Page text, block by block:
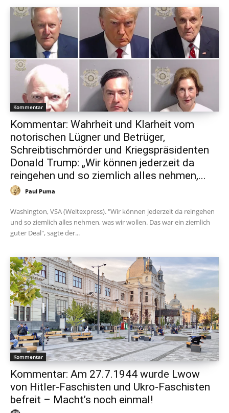
Kommentar
Kommentar: Wahrheit und Klarheit vom
notorischen Lügner und Betrüger,
Schreibtischmörder und Kriegspräsidenten
Donald Trump: „Wir können jederzeit da
reingehen und so ziemlich alles nehmen,...
Paul Puma
Washington, VSA (Weltexpress). "Wir können jederzeit da reingehen
und so ziemlich alles nehmen, was wir wollen. Das war ein ziemlich
guter Deal", sagte der...
Kommentar
Kommentar: Am 27.7.1944 wurde Lwow
von Hitler-Faschisten und Ukro-Faschisten
befreit – Macht’s noch einmal!